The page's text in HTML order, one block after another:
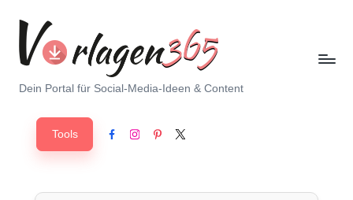
Skip
content
V
Dein Portal für Social-Media-Ideen & Content
Tools Facebook
Instagram
Pinterest
X